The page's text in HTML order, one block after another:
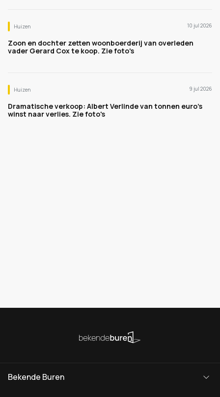
Huizen 10 jul 2026
Zoon en dochter zetten woonboerderij van overleden
vader Gerard Cox te koop. Zie foto's
Huizen 9 jul 2026
Dramatische verkoop: Albert Verlinde van tonnen euro's
winst naar verlies. Zie foto's
Bekende Buren